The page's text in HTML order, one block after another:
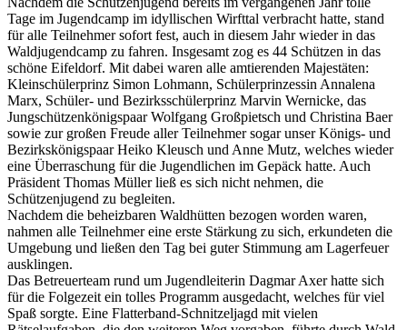
Tage im Jugendcamp im idyllischen Wirfttal verbracht hatte, stand
für alle Teilnehmer sofort fest, auch in diesem Jahr wieder in das
Waldjugendcamp zu fahren. Insgesamt zog es 44 Schützen in das
schöne Eifeldorf. Mit dabei waren alle amtierenden Majestäten:
Kleinschülerprinz Simon Lohmann, Schülerprinzessin Annalena
Marx, Schüler- und Bezirksschülerprinz Marvin Wernicke, das
Jungschützenkönigspaar Wolfgang Großpietsch und Christina Baer
sowie zur großen Freude aller Teilnehmer sogar unser Königs- und
Bezirkskönigspaar Heiko Kleusch und Anne Mutz, welches wieder
eine Überraschung für die Jugendlichen im Gepäck hatte. Auch
Präsident Thomas Müller ließ es sich nicht nehmen, die
Schützenjugend zu begleiten.
Nachdem die beheizbaren Waldhütten bezogen worden waren,
nahmen alle Teilnehmer eine erste Stärkung zu sich, erkundeten die
Umgebung und ließen den Tag bei guter Stimmung am Lagerfeuer
ausklingen.
Das Betreuerteam rund um Jugendleiterin Dagmar Axer hatte sich
für die Folgezeit ein tolles Programm ausgedacht, welches für viel
Spaß sorgte. Eine Flatterband-Schnitzeljagd mit vielen